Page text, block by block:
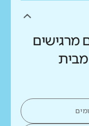
מרגישים